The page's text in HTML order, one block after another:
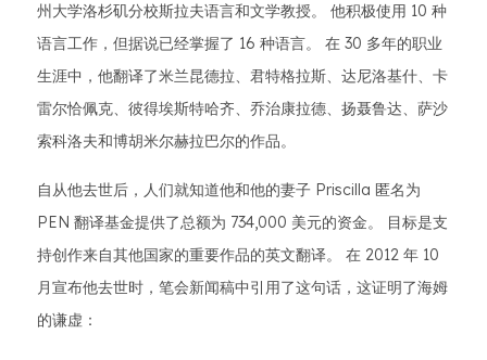
州大学洛杉矶分校斯拉夫语言和文学教授。 他积极使用 10 种
语言工作，但据说已经掌握了 16 种语言。 在 30 多年的职业
生涯中，他翻译了米兰昆德拉、君特格拉斯、达尼洛基什、卡
雷尔恰佩克、彼得埃斯特哈齐、乔治康拉德、扬聂鲁达、萨沙
索科洛夫和博胡米尔赫拉巴尔的作品。
自从他去世后，人们就知道他和他的妻子 Priscilla 匿名为
PEN 翻译基金提供了总额为 734,000 美元的资金。 目标是支
持创作来自其他国家的重要作品的英文翻译。 在 2012 年 10
月宣布他去世时，笔会新闻稿中引用了这句话，这证明了海姆
的谦虚：